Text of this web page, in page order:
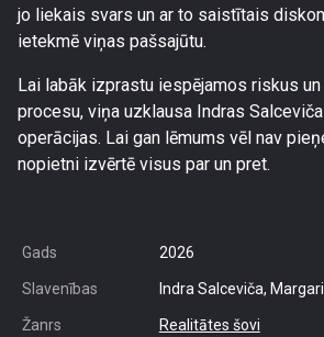
jo liekais svars un ar to saistītais
ietekmē viņas pašsajūtu.
Lai labāk izprastu iespējamos riskus
procesu, viņa uzklausa Indras
operācijas. Lai gan lēmums vēl nav
nopietni izvērtē visus par un pret.
Gads 2026
Slavenības Indra Salceviča,
Žanrs Realitātes šovi